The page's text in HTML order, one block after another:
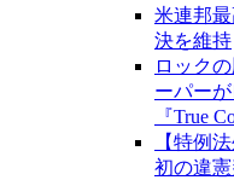
米連邦
決を維持
ロック
ーパー
『True
【特例
初の違